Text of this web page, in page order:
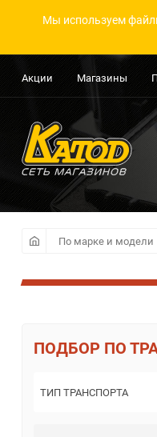
Мы используем
Акции Магазины
По марке и модели
ПО